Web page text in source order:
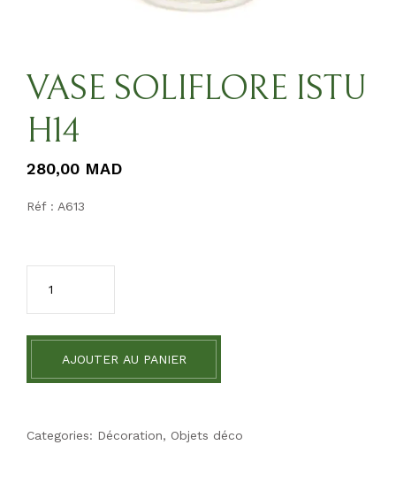
VASE SOLIFLORE ISTU
H14
280,00 MAD
Réf : A613
AJOUTER AU PANIER
Categories: Décoration, Objets déco